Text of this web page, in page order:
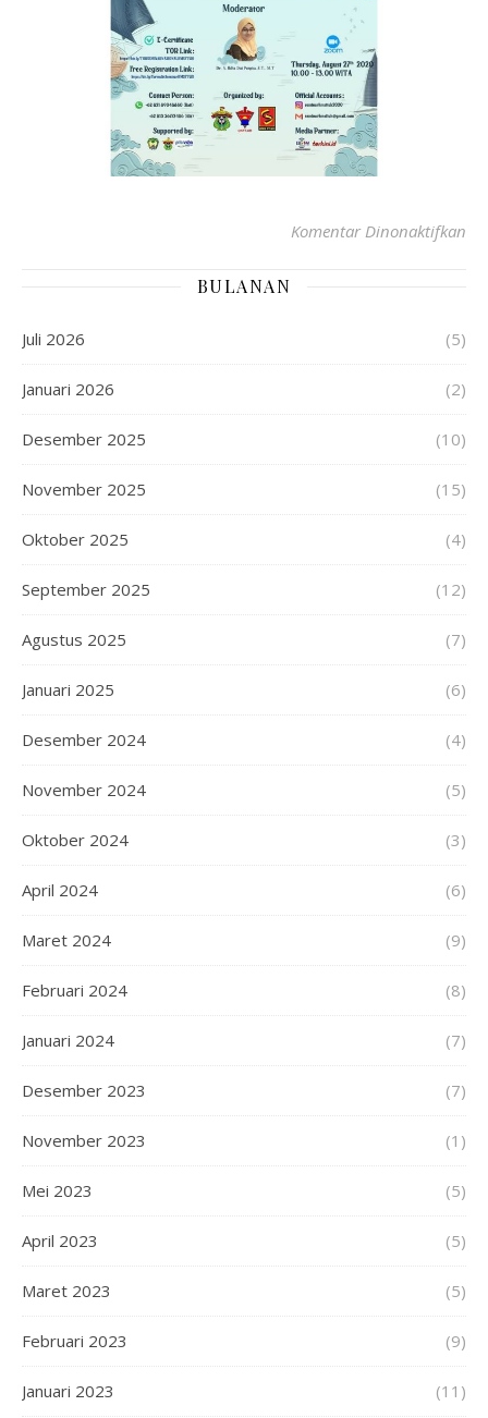
Komentar Dinonaktifkan
BULANAN
Juli 2026 (5)
Januari 2026 (2)
Desember 2025 (10)
November 2025 (15)
Oktober 2025 (4)
September 2025 (12)
Agustus 2025 (7)
Januari 2025 (6)
Desember 2024 (4)
November 2024 (5)
Oktober 2024 (3)
April 2024 (6)
Maret 2024 (9)
Februari 2024 (8)
Januari 2024 (7)
Desember 2023 (7)
November 2023 (1)
Mei 2023 (5)
April 2023 (5)
Maret 2023 (5)
Februari 2023 (9)
Januari 2023 (11)